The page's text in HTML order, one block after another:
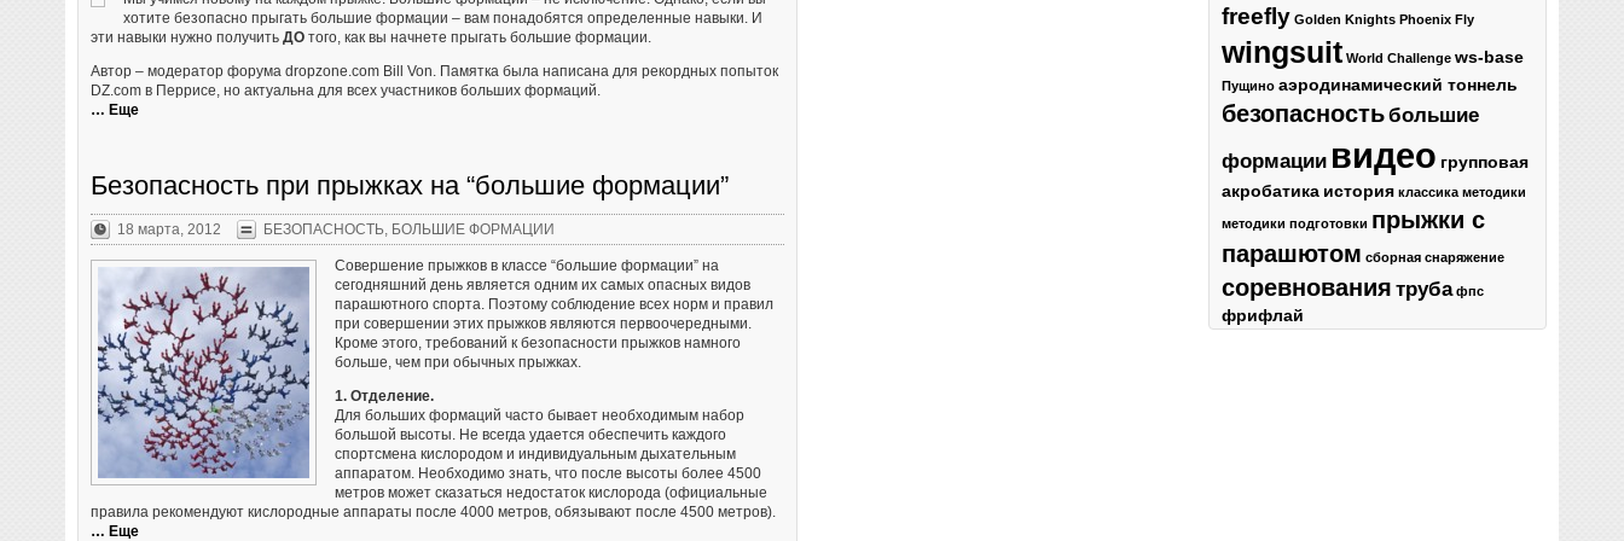
хотите безопасно прыгать большие формации – вам понадобятся определенные навыки. И
эти навыки нужно получить ДОтого, как вы начнете прыгать большие формации.
Автор – модератор форума dropzone.com Bill Von. Памятка была написана для рекордных попыток
DZ.com в Перрисе, но актуальна для всех участников больших формаций.
… Еще
Безопасность при прыжках на “большие формации”
18 марта, 2012 БЕЗОПАСНОСТЬ, БОЛЬШИЕ ФОРМАЦИИ
Совершение прыжков в классе “большие формации” на
сегодняшний день является одним их самых опасных видов
парашютного спорта. Поэтому соблюдение всех норм и правил
при совершении этих прыжков являются первоочередными.
Кроме этого, требований к безопасности прыжков намного
больше, чем при обычных прыжках.
1. Отделение.
Для больших формаций часто бывает необходимым набор
большой высоты. Не всегда удается обеспечить каждого
спортсмена кислородом и индивидуальным дыхательным
аппаратом. Необходимо знать, что после высоты более 4500
метров может сказаться недостаток кислорода (официальные
правила рекомендуют кислородные аппараты после 4000 метров, обязывают после 4500 метров).
… Еще
freefly Golden Knights Phoenix Fly
wingsuit World Challenge ws-base
Пущино аэродинамический тоннель
безопасностьбольшие
формации видео групповая
акробатика история классика методики
методики подготовки прыжки с
парашютом сборная снаряжение
соревнования труба фпс
фрифлай